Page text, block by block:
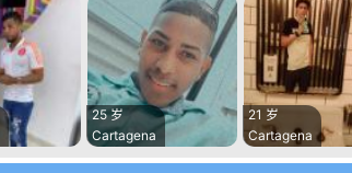
25 岁
Cartagena
21 岁
Cartagena